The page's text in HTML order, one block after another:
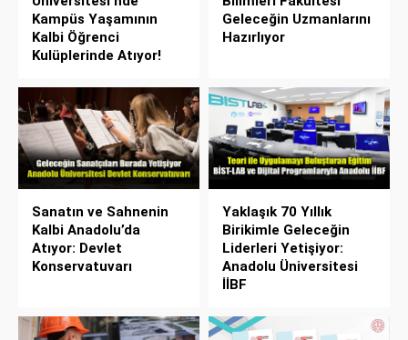
Kampüs Yaşamının
Kalbi Öğrenci
Kulüplerinde Atıyor!
Geleceğin Uzmanlarını
Hazırlıyor
Sanatın ve Sahnenin
Kalbi Anadolu’da
Atıyor: Devlet
Konservatuvarı
Yaklaşık 70 Yıllık
Birikimle Geleceğin
Liderleri Yetişiyor:
Anadolu Üniversitesi
İİBF